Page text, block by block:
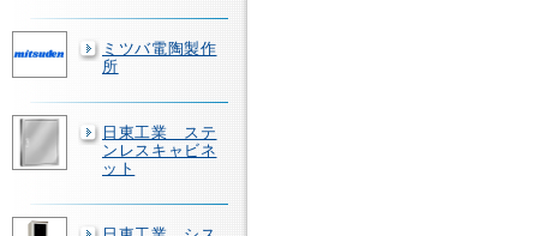
ミツバ電陶製作
所
日東工業 ステ
ンレスキャビネ
ット